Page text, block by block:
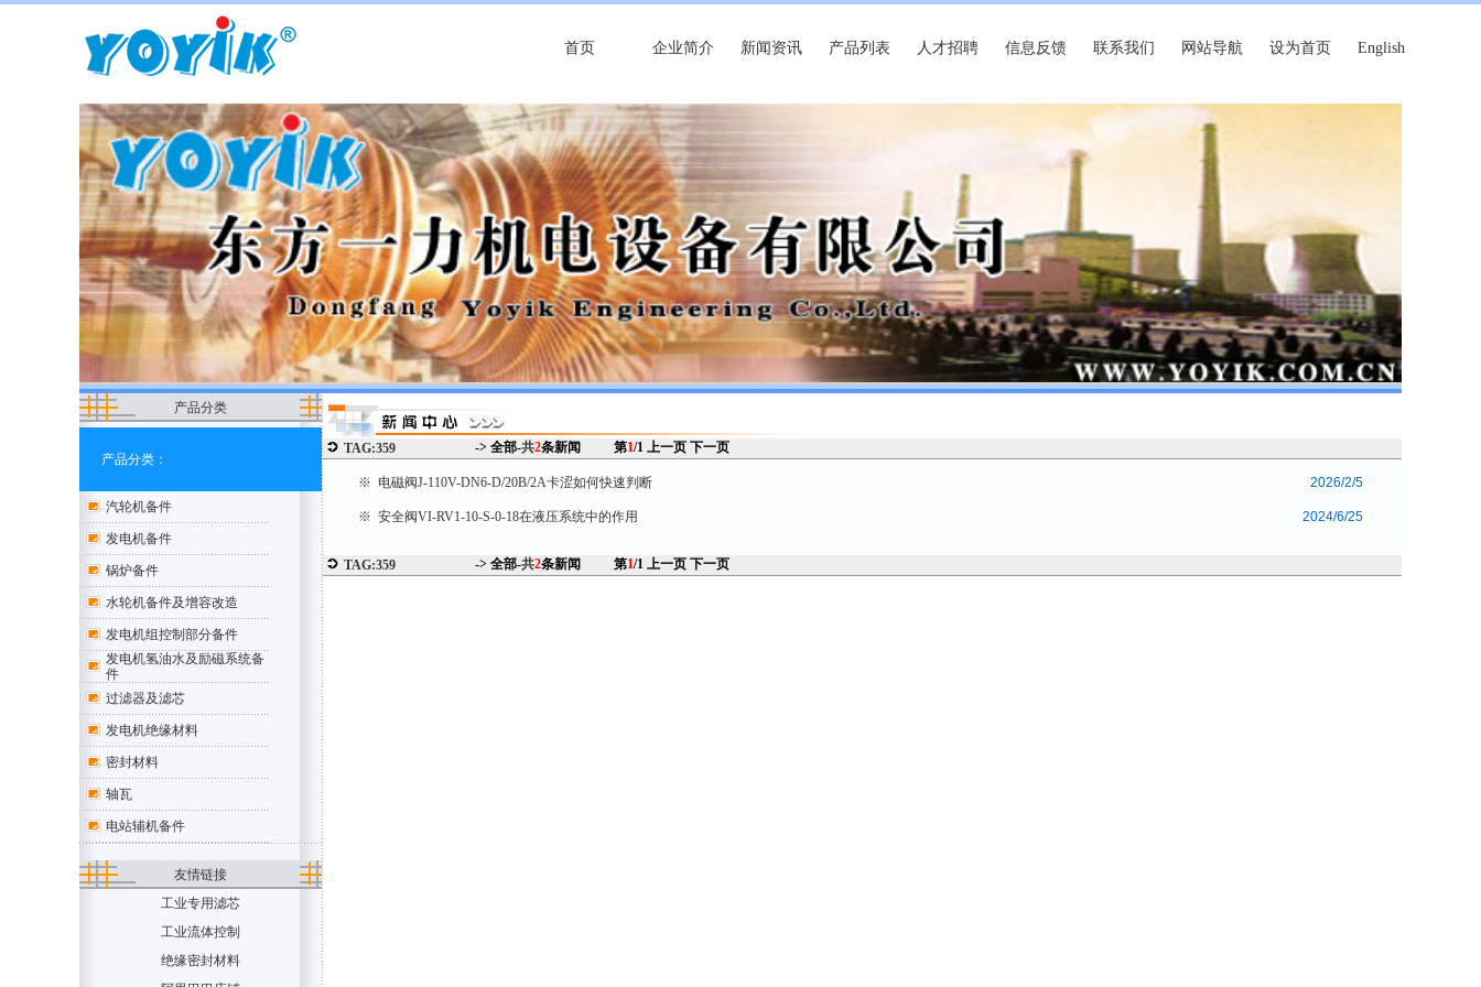
首页 企业简介 新闻资讯 产品列表 人才招聘 信息反馈 联系我们 网站导航 设为首页 English
产品分类
产品分类：
汽轮机备件
发电机备件
锅炉备件
水轮机备件及增容改造
发电机组控制部分备件
发电机氢油水及励磁系统备
件
过滤器及滤芯
发电机绝缘材料
密封材料
轴瓦
电站辅机备件
友情链接
工业专用滤芯
工业流体控制
绝缘密封材料
TAG:359 -> 全部-共2条新闻 第1/1 上一页 下一页
※ 电磁阀J-110V-DN6-D/20B/2A卡涩如何快速判断 2026/2/5
※ 安全阀VI-RV1-10-S-0-18在液压系统中的作用 2024/6/25
TAG:359 -> 全部-共2条新闻 第1/1 上一页 下一页